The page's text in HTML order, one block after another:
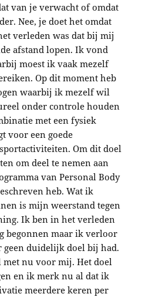
van je verwacht of omdat
Nee, je doet het omdat
verleden was dat bij mij
afstand lopen. Ik vond
moest ik vaak mezelf
Op dit moment heb
waarbij ik mezelf wil
onder controle houden
met een fysiek
voor een goede
Om dit doel
om deel te nemen aan
van Personal Body
heb. Wat ik
is mijn weerstand tegen
Ik ben in het verleden
begonnen maar ik verloor
geen duidelijk doel bij had.
met nu voor mij. Het doel
en ik merk nu al dat ik
meerdere keren per